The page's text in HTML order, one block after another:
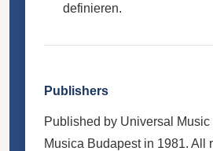
definieren.
Publishers
Published by Universal
Musica Budapest in 1981. All